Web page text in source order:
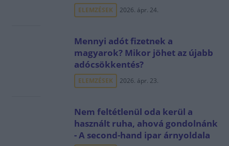
ELEMZÉSEK 2026. ápr. 24.
Mennyi adót fizetnek a
magyarok? Mikor jöhet az újabb
adócsökkentés?
ELEMZÉSEK 2026. ápr. 23.
Nem feltétlenül oda kerül a
használt ruha, ahová gondolnánk
- A second-hand ipar árnyoldala